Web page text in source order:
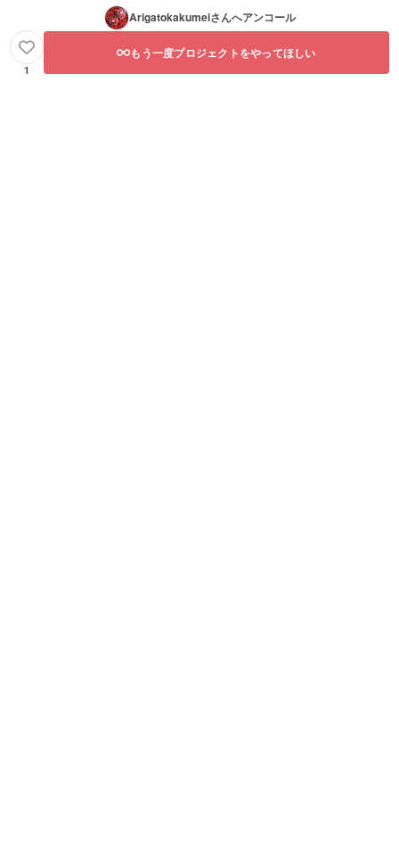
Arigatokakumeiさんへアンコール
1
もう一度プロジェクトをやってほしい